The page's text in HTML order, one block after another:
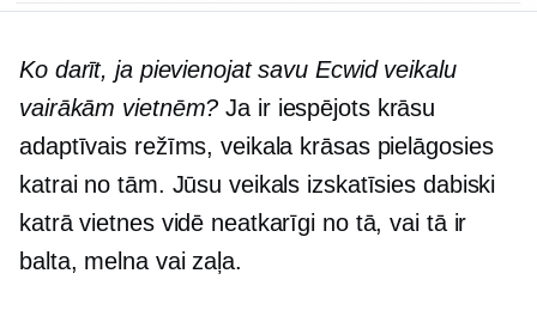
Ko darīt, ja pievienojat savu Ecwid veikalu
vairākām vietnēm? Ja ir iespējots krāsu
adaptīvais režīms, veikala krāsas pielāgosies
katrai no tām. Jūsu veikals izskatīsies dabiski
katrā vietnes vidē neatkarīgi no tā, vai tā ir
balta, melna vai zaļa.